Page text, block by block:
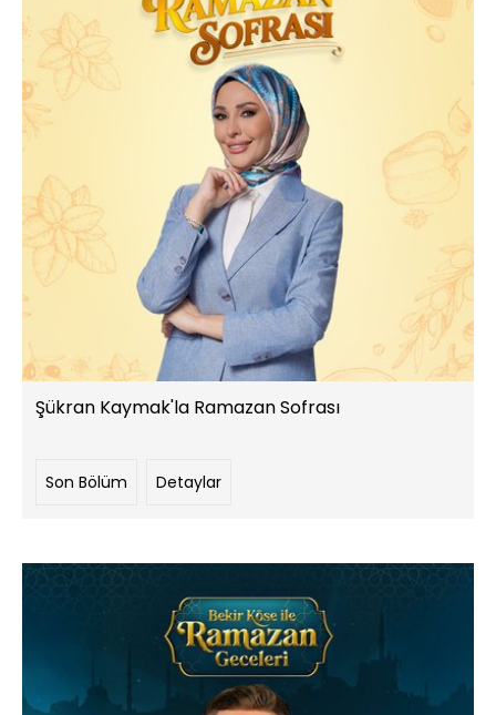
Şükran Kaymak'la Ramazan Sofrası
Son Bölüm Detaylar